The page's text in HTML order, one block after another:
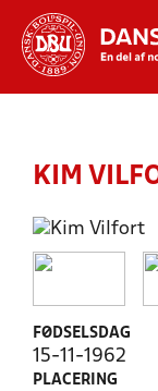
KIM
FØDSELSDAG
15-11-1962
PLACERING